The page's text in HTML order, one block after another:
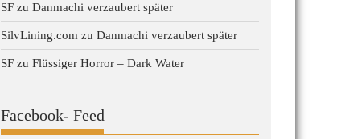
SF zu Danmachi verzaubert später
SilvLining.com zu Danmachi verzaubert später
SF zu Flüssiger Horror – Dark Water
Facebook- Feed